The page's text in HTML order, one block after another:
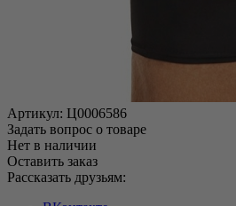
Артикул: Ц0006586
Задать вопрос о товаре
Нет в наличии
Оставить заказ
Рассказать друзьям: